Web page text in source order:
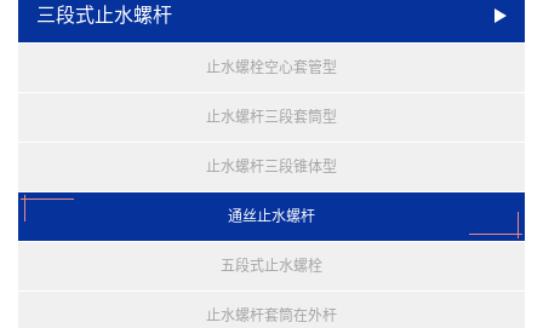
三段式止水螺杆
止水螺栓空心套管型
止水螺杆三段套筒型
止水螺杆三段锥体型
通丝止水螺杆
五段式止水螺栓
止水螺杆套筒在外杆